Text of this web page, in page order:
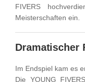
FIVERS
Meisterschaften ein.
Dramatischer
Im Endspiel kam es
Die YOUNG